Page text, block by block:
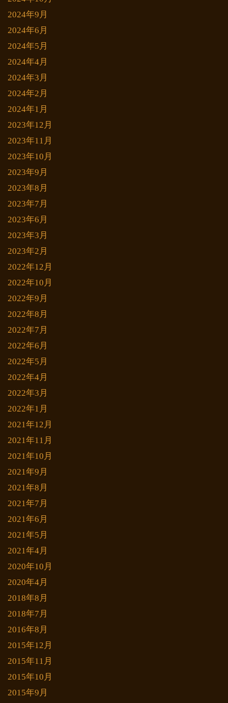
2024年9月
2024年6月
2024年5月
2024年4月
2024年3月
2024年2月
2024年1月
2023年12月
2023年11月
2023年10月
2023年9月
2023年8月
2023年7月
2023年6月
2023年3月
2023年2月
2022年12月
2022年10月
2022年9月
2022年8月
2022年7月
2022年6月
2022年5月
2022年4月
2022年3月
2022年1月
2021年12月
2021年11月
2021年10月
2021年9月
2021年8月
2021年7月
2021年6月
2021年5月
2021年4月
2020年10月
2020年4月
2018年8月
2018年7月
2016年8月
2015年12月
2015年11月
2015年10月
2015年9月